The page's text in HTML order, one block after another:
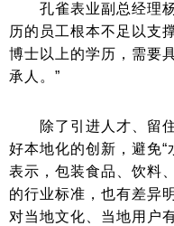
孔雀表业副总经理杨
历的员工根本不足以支
博士以上的学历，需要
承人。”
除了引进人才、留住
好本地化的创新，避免“
表示，包装食品、饮料
的行业标准，也有差异
对当地文化、当地用户